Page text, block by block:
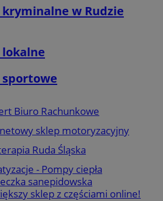
w Rudzie
Biuro Rachunkowe
sklep motoryzacyjny
Ruda Śląska
- Pompy ciepła
sanepidowska
sklep z częściami online!